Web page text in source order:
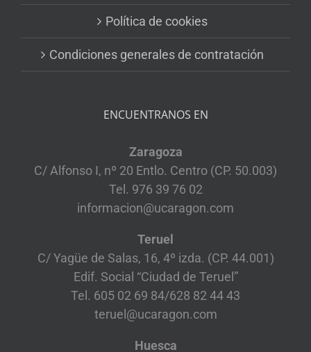
Política de cookies
Condiciones generales de contratación
ENCUENTRANOS EN
Zaragoza
C/ Alfonso I, nº 20 Entlo. Centro (CP. 50.003)
Tel. 976 39 76 02
informacion@ucaragon.com
Teruel
C/ Yagüe de Salas, 16, 4º izda. (CP. 44.001)
Edif. Social “Ciudad de Teruel”
Tel. 605 02 69 84/628 82 44 43
teruel@ucaragon.com
Huesca